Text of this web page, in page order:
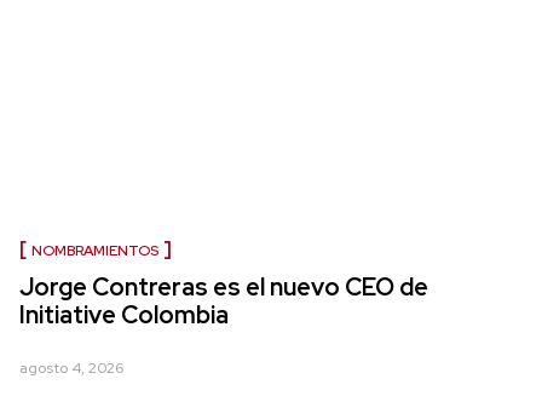
NOMBRAMIENTOS
Jorge Contreras es el nuevo CEO de
Initiative Colombia
agosto 4, 2026